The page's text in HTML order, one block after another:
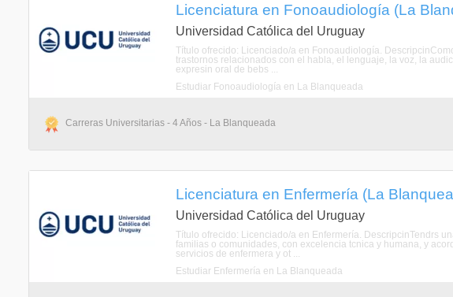
Licenciatura en Fonoaudiología (La
Universidad Católica del Uruguay
Título ofrecido: Licenciado/a en Fonoaudiología.
trastornos relacionados con el habla, el lenguaje, la voz, la
expresin oral de bebs ...
Estudiar Fonoaudiología en La Blanqueada
Carreras Universitarias - 4 Años - La Blanqueada
Licenciatura en Enfermería (La
Universidad Católica del Uruguay
Título ofrecido: Licenciado/a en Enfermería. DescripcinTendrs
familias o comunidades, con excelencia tcnica y humana, y
servicios de enfermera y ot ...
Estudiar Enfermería en La Blanqueada